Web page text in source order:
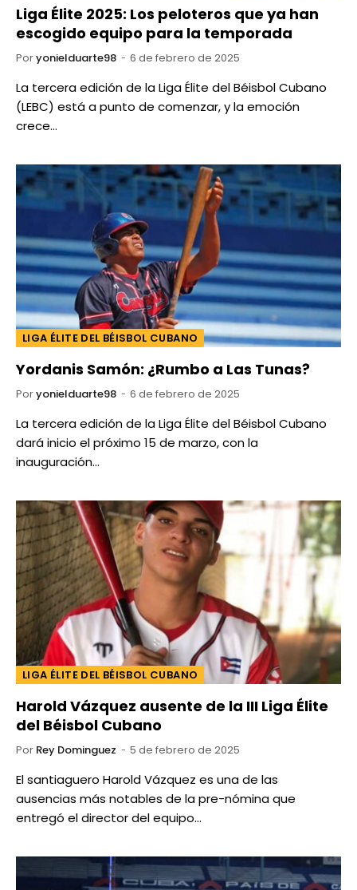
Liga Élite 2025: Los peloteros que ya han
escogido equipo para la temporada
Poryonielduarte98 6 de febrero de 2025
La tercera edición de la Liga Élite del Béisbol Cubano
(LEBC) está a punto de comenzar, y la emoción
crece…
LIGA ÉLITE DEL BÉISBOL CUBANO
Yordanis Samón: ¿Rumbo a Las Tunas?
Poryonielduarte98 6 de febrero de 2025
La tercera edición de la Liga Élite del Béisbol Cubano
dará inicio el próximo 15 de marzo, con la
inauguración…
LIGA ÉLITE DEL BÉISBOL CUBANO
Harold Vázquez ausente de la III Liga Élite
del Béisbol Cubano
Por Rey Dominguez 5 de febrero de 2025
El santiaguero Harold Vázquez es una de las
ausencias más notables de la pre-nómina que
entregó el director del equipo…